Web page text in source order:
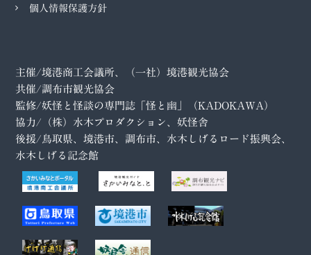
個人情報保護方針
主催/境港商工会議所、（一社）境港観光協会
共催/調布市観光協会
監修/妖怪と怪談の専門誌「怪と幽」（KADOKAWA）
協力/（株）水木プロダクション、妖怪舎
後援/鳥取県、境港市、調布市、水木しげるロード振興会、
水木しげる記念館